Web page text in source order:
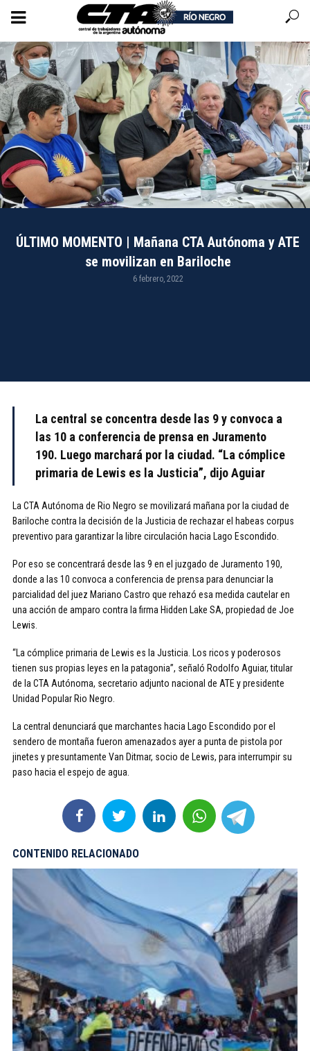
ÚLTIMO MOMENTO | Mañana CTA Autónoma y ATE
se movilizan en Bariloche
6 febrero, 2022
La central se concentra desde las 9 y convoca a
las 10 a conferencia de prensa en Juramento
190. Luego marchará por la ciudad. “La cómplice
primaria de Lewis es la Justicia”, dijo Aguiar
La CTA Autónoma de Rio Negro se movilizará mañana por la ciudad de
Bariloche contra la decisión de la Justicia de rechazar el habeas corpus
preventivo para garantizar la libre circulación hacia Lago Escondido.
Por eso se concentrará desde las 9 en el juzgado de Juramento 190,
donde a las 10 convoca a conferencia de prensa para denunciar la
parcialidad del juez Mariano Castro que rehazó esa medida cautelar en
una acción de amparo contra la firma Hidden Lake SA, propiedad de Joe
Lewis.
“La cómplice primaria de Lewis es la Justicia. Los ricos y poderosos
tienen sus propias leyes en la patagonia”, señaló Rodolfo Aguiar, titular
de la CTA Autónoma, secretario adjunto nacional de ATE y presidente
Unidad Popular Rio Negro.
La central denunciará que marchantes hacia Lago Escondido por el
sendero de montaña fueron amenazados ayer a punta de pistola por
jinetes y presuntamente Van Ditmar, socio de Lewis, para interrumpir su
paso hacia el espejo de agua.
CONTENIDO RELACIONADO